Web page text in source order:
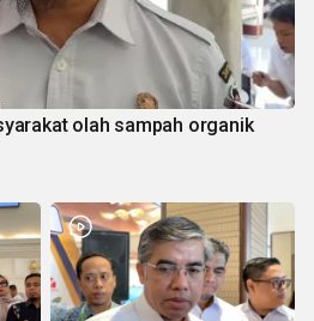
olah sampah organik